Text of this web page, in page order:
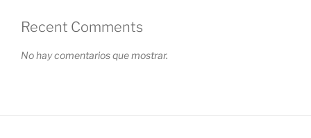
Recent Comments
No hay comentarios que mostrar.